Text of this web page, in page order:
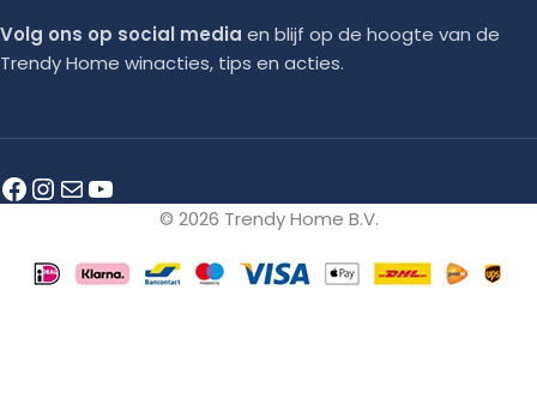
Volg ons op social media en blijf op de hoogte van de
Trendy Home winacties, tips en acties.
© 2026 Trendy Home B.V.